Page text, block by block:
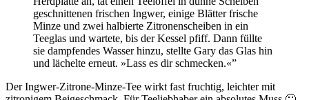
geschnittenen frischen Ingwer, einige Blätter frische
Minze und zwei halbierte Zitronenscheiben in ein
Teeglas und wartete, bis der Kessel pfiff. Dann füllte
sie dampfendes Wasser hinzu, stellte Gary das Glas hin
und lächelte erneut. »Lass es dir schmecken.«”
Der Ingwer-Zitrone-Minze-Tee wirkt fast fruchtig, leichter mit